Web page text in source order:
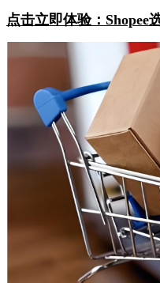
点击立即体验：Shopee